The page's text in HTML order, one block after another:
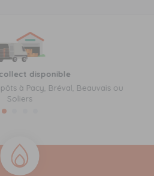
disponible
à Pacy, Bréval, Beauvais ou
Soliers